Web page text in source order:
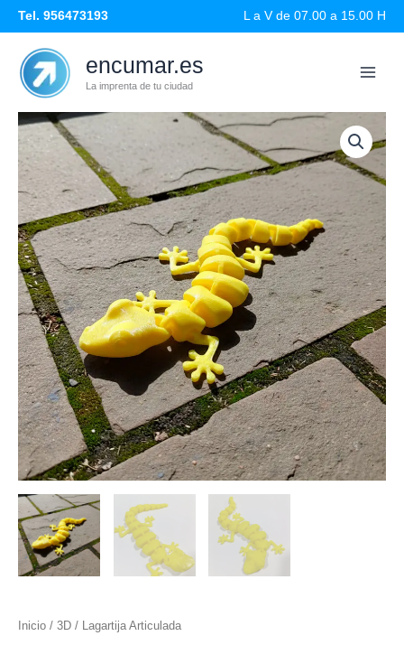
al
contenido
Tel. 956473193 L a V de 07.00 a 15.00 H
encumar.es
La imprenta de tu ciudad
Inicio / 3D / Lagartija Articulada
Lagartija
Articulada
cantidad